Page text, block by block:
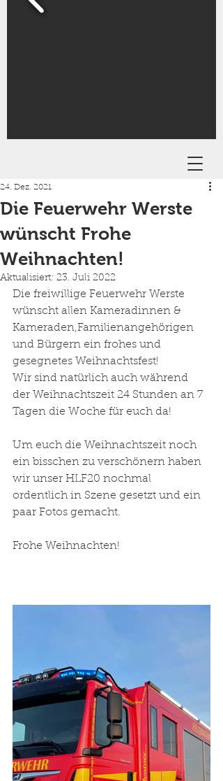
Die Feuerwehr Werste
wünscht Frohe
Weihnachten!
24. Dez. 2021
Aktualisiert: 23. Juli 2022
Die freiwillige Feuerwehr Werste
wünscht allen Kameradinnen &
Kameraden,Familienangehörigen
und Bürgern ein frohes und
gesegnetes Weihnachtsfest!
Wir sind natürlich auch während
der Weihnachtszeit 24 Stunden an 7
Tagen die Woche für euch da!
Um euch die Weihnachtszeit noch
ein bisschen zu verschönern haben
wir unser HLF20 nochmal
ordentlich in Szene gesetzt und ein
paar Fotos gemacht.
Frohe Weihnachten!